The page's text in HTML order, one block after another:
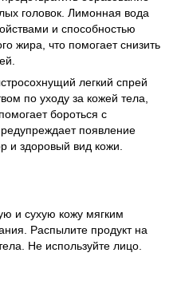
головок. Лимонная вода
и способностью
жира, что помогает снизить
легкий спрей
по уходу за кожей тела,
бороться с
появление
и здоровый вид кожи.
и сухую кожу мягким
Распылите продукт на
Не используйте лицо.